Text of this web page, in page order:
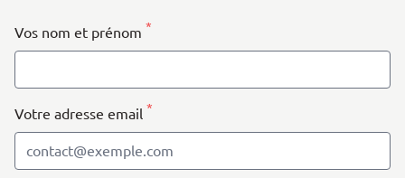
Vos nom et prénom *
Votre adresse email *